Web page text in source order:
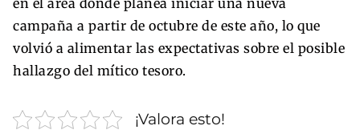
en el área donde planea iniciar una nueva
campaña a partir de octubre de este año, lo que
volvió a alimentar las expectativas sobre el posible
hallazgo del mítico tesoro.
¡Valora esto!